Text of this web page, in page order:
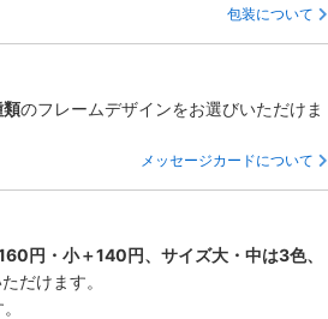
包装について
のフレームデザインをお選びいただけま
メッセージカードについて
円・小＋140円、サイズ大・中は3色、
だけます。